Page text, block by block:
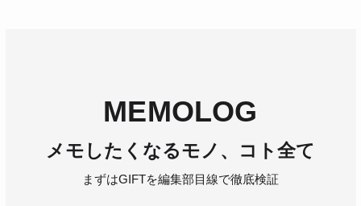
MEMOLOG
メモしたくなるモノ、コト全て
まずはGIFTを編集部目線で徹底検証